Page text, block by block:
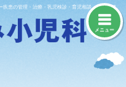
患の管理・治療・乳児検診・育児相談・予防接種
メニュー